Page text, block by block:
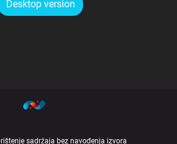
Desktop version
sadržaja bez navođenja izvora